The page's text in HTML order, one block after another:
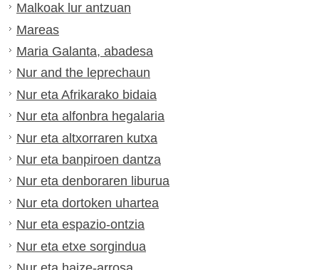
Malkoak lur antzuan
Mareas
Maria Galanta, abadesa
Nur and the leprechaun
Nur eta Afrikarako bidaia
Nur eta alfonbra hegalaria
Nur eta altxorraren kutxa
Nur eta banpiroen dantza
Nur eta denboraren liburua
Nur eta dortoken uhartea
Nur eta espazio-ontzia
Nur eta etxe sorgindua